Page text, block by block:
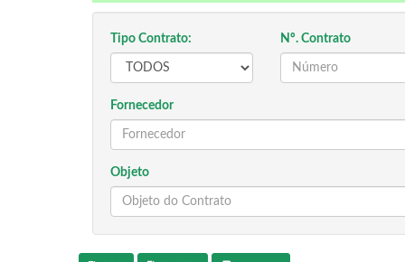
Tipo Contrato: Nº. Contrato
Fornecedor
Objeto